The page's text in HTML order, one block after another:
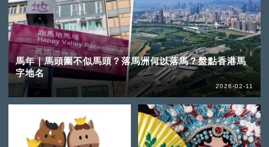
馬年｜馬頭圍不似馬頭？落馬洲何以落馬？盤點香港馬
字地名
2026-02-11